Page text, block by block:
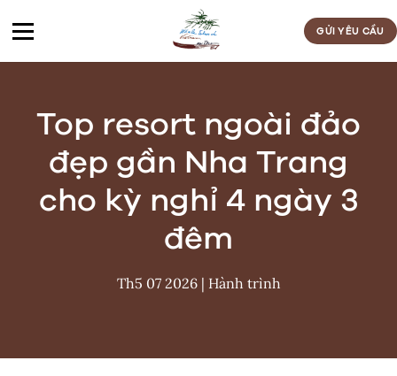
qua
GỬI YÊU CẦU
Top resort ngoài đảo
đẹp gần Nha Trang
cho kỳ nghỉ 4 ngày 3
đêm
Th5 07 2026 | Hành trình